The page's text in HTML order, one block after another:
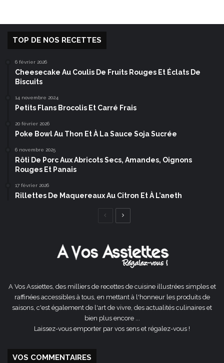
TOP DE NOS RECETTES
6 février 2026
Cheesecake Au Coulis De Fruits Rouges Et Éclats De
Biscuits
14 novembre 2024
Petits Flans Brocolis Et Carré Frais
20 février 2026
Poke Bowl Au Thon Et À La Sauce Soja Sucrée
6 novembre 2025
Rôti De Porc Aux Abricots Secs, Amandes, Oignons
Rouges Et Panais
17 février 2026
Rillettes De Maquereaux Au Citron Et À L’aneth
Page
A Vos Assiettes, des milliers de recettes de cuisine illustrées simples et
raffinées accessibles à tous, en mettant à l'honneur les produits de
saisons, c'est également de l'art de vivre, des actualités culinaires et
bien plus encore ...
Laissez-vous emporter par vos sens et régalez-vous !
VOS COMMENTAIRES